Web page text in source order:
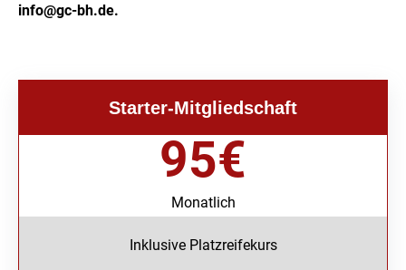
info@gc-bh.de.
Starter-Mitgliedschaft
Monatlich
95€
Inklusive Platzreifekurs